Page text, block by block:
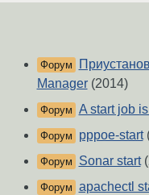
Форум
Manager(2014)
Форум A start job
Форум pppoe-start
Форум Sonar start
Форум apachectl